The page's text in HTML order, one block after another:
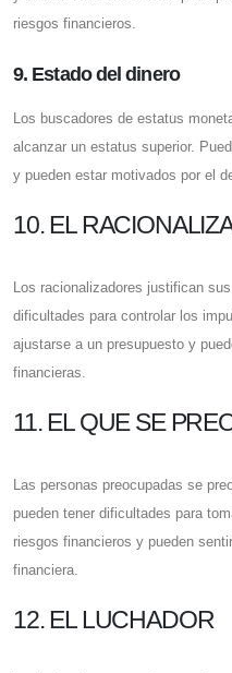
riesgos financieros.
9. Estado del dinero
Los buscadores de estatus
alcanzar un estatus superior.
y pueden estar motivados por el
10. EL
Los racionalizadores justifican
dificultades para controlar los
ajustarse a un presupuesto y
financieras.
11. EL QUE SE
Las personas preocupadas se
pueden tener dificultades para
riesgos financieros y pueden
financiera.
12. EL LUCHADOR